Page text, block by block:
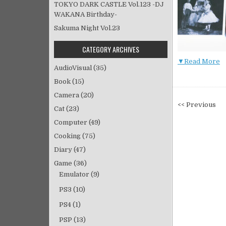
▼Read More
投
<< Previous
TOKYO DARK CASTLE Vol.123 -DJ
WAKANA Birthday-
Sakuma Night Vol.23
CATEGORY ARCHIVES
AudioVisual (35)
Book (15)
Camera (20)
Cat (23)
Computer (49)
Cooking (75)
Diary (47)
Game (36)
Emulator (9)
PS3 (10)
PS4 (1)
PSP (13)